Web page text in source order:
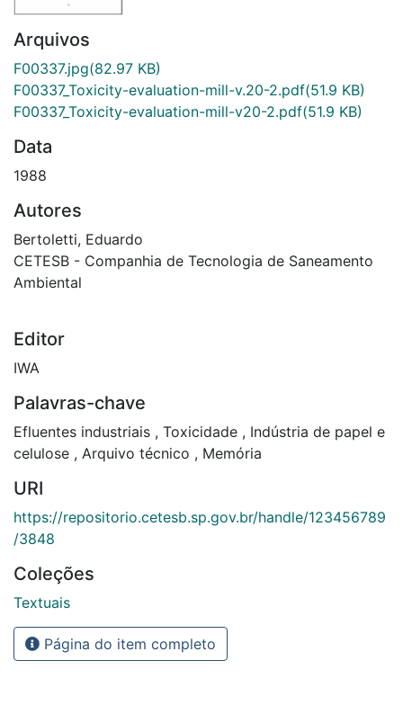
Arquivos
F00337.jpg(82.97 KB)
F00337_Toxicity-evaluation-mill-v.20-2.pdf(51.9 KB)
F00337_Toxicity-evaluation-mill-v20-2.pdf(51.9 KB)
Data
1988
Autores
Bertoletti, Eduardo
CETESB - Companhia de Tecnologia de Saneamento
Ambiental
Editor
IWA
Palavras-chave
Efluentes industriais , Toxicidade , Indústria de papel e
celulose , Arquivo técnico , Memória
URI
https://repositorio.cetesb.sp.gov.br/handle/123456789
/3848
Coleções
Textuais
Página do item completo